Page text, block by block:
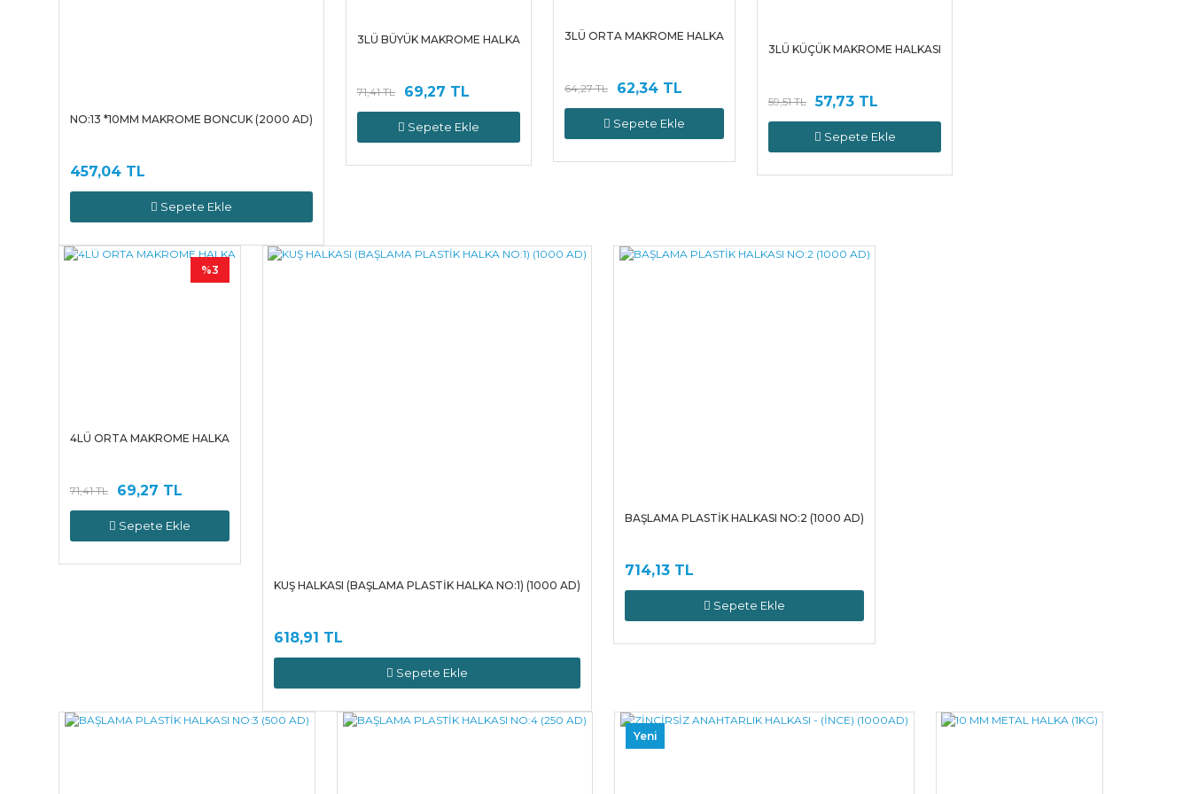
NO:13 *10MM MAKROME BONCUK (2000 AD)
457,04 TL
Sepete Ekle
3LÜ BÜYÜK MAKROME HALKA
71,41 TL 69,27 TL
Sepete Ekle
3LÜ ORTA MAKROME HALKA
64,27 TL 62,34 TL
Sepete Ekle
3LÜ KÜÇÜK MAKROME HALKASI
59,51 TL 57,73 TL
Sepete Ekle
%3
4LÜ ORTA MAKROME HALKA
71,41 TL 69,27 TL
Sepete Ekle
KUŞ HALKASI (BAŞLAMA PLASTİK HALKA NO:1) (1000 AD)
618,91 TL
Sepete Ekle
BAŞLAMA PLASTİK HALKASI NO:2 (1000 AD)
714,13 TL
Sepete Ekle
Yeni